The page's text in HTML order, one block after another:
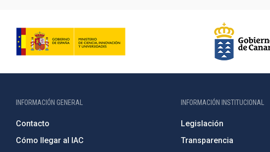
INFORMACIÓN GENERAL
Contacto
Cómo llegar al IAC
INFORMACIÓN INSTITUCIONAL
Legislación
Transparencia